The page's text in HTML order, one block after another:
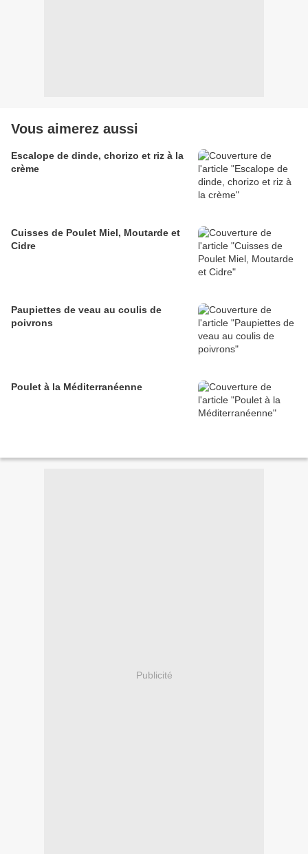
Vous aimerez aussi
Escalope de dinde, chorizo et riz à la
crème
Cuisses de Poulet Miel, Moutarde et
Cidre
Paupiettes de veau au coulis de
poivrons
Poulet à la Méditerranéenne
Publicité